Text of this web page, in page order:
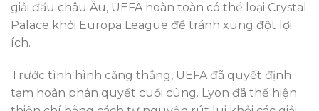
giải đấu châu Âu, UEFA hoàn toàn có thể loại Crystal
Palace khỏi Europa League để tránh xung đột lợi
ích.
Trước tình hình căng thẳng, UEFA đã quyết định
tạm hoãn phán quyết cuối cùng. Lyon đã thể hiện